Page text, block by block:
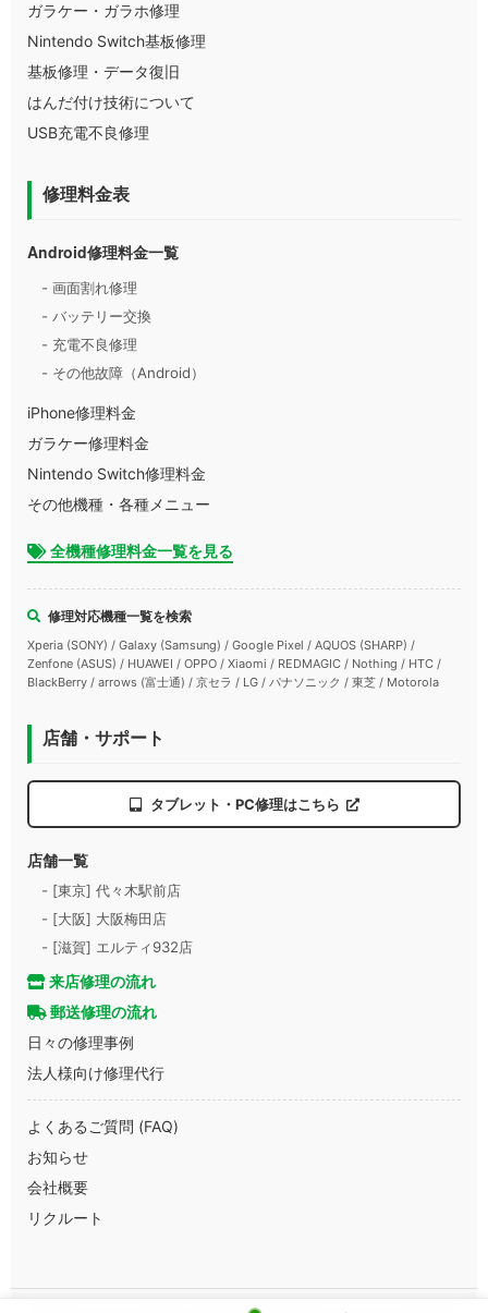
ガラケー・ガラホ修理
Nintendo Switch基板修理
基板修理・データ復旧
はんだ付け技術について
USB充電不良修理
修理料金表
Android修理料金一覧
- 画面割れ修理
- バッテリー交換
- 充電不良修理
- その他故障（Android）
iPhone修理料金
ガラケー修理料金
Nintendo Switch修理料金
その他機種・各種メニュー
全機種修理料金一覧を見る
修理対応機種一覧を検索
Xperia (SONY) / Galaxy (Samsung) / Google Pixel / AQUOS (SHARP) /
Zenfone (ASUS) / HUAWEI / OPPO / Xiaomi / REDMAGIC / Nothing / HTC /
BlackBerry / arrows (富士通) / 京セラ / LG / パナソニック / 東芝 / Motorola
店舗・サポート
タブレット・PC修理はこちら
店舗一覧
- [東京] 代々木駅前店
- [大阪] 大阪梅田店
- [滋賀] エルティ932店
来店修理の流れ
郵送修理の流れ
日々の修理事例
法人様向け修理代行
よくあるご質問 (FAQ)
お知らせ
会社概要
リクルート